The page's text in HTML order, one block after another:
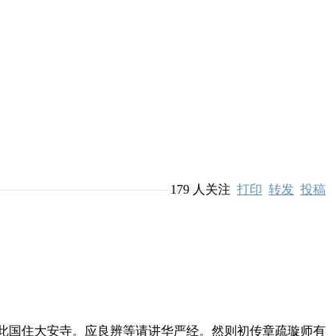
179人关注 打印 转发 投稿
住大安寺。应良辨等请讲华严经。然则初传章疏璇师有